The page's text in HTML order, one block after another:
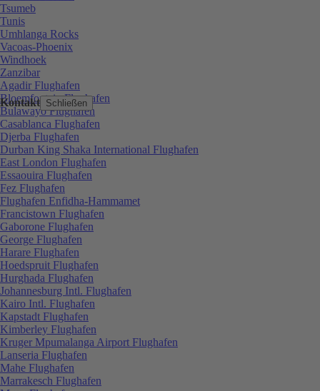
Kontakt Schließen
Tsumeb
Tunis
Umhlanga Rocks
Vacoas-Phoenix
Windhoek
Zanzibar
Agadir Flughafen
Bloemfontein Flughafen
Bulawayo Flughafen
Casablanca Flughafen
Djerba Flughafen
Durban King Shaka International Flughafen
East London Flughafen
Essaouira Flughafen
Fez Flughafen
Flughafen Enfidha-Hammamet
Francistown Flughafen
Gaborone Flughafen
George Flughafen
Harare Flughafen
Hoedspruit Flughafen
Hurghada Flughafen
Johannesburg Intl. Flughafen
Kairo Intl. Flughafen
Kapstadt Flughafen
Kimberley Flughafen
Kruger Mpumalanga Airport Flughafen
Lanseria Flughafen
Mahe Flughafen
Marrakesch Flughafen